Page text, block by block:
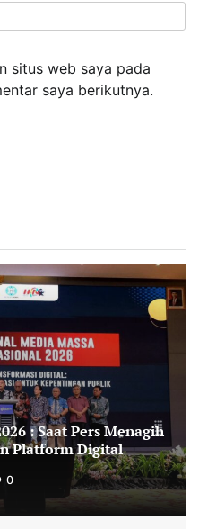
situs web saya pada
saya berikutnya.
: Saat Pers Menagih
Platform Digital
0